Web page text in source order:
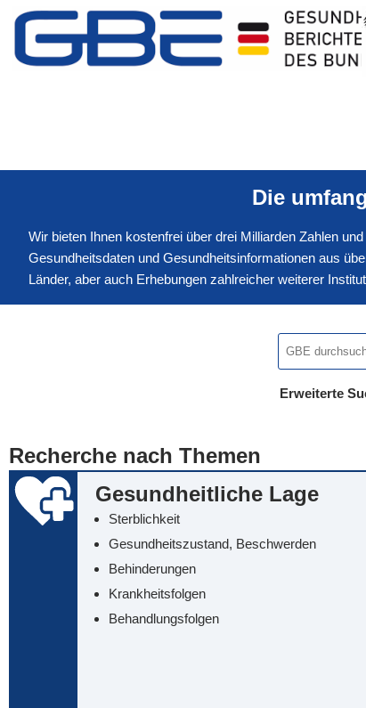
Die
Wir bieten Ihnen kostenfrei über drei Milliarden Zahlen
Gesundheitsdaten und Gesundheitsinformationen aus
Länder, aber auch Erhebungen zahlreicher weiterer
Erweiterte
Recherche nach Themen
Gesundheitliche Lage
Sterblichkeit
Gesundheitszustand, Beschwerden
Behinderungen
Krankheitsfolgen
Behandlungsfolgen